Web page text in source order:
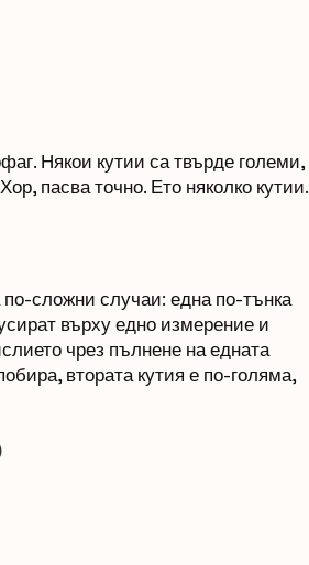
Някои кутии са твърде големи,
пасва точно. Ето няколко кутии.
сложни случаи: една по-тънка
върху едно измерение и
чрез пълнене на едната
втората кутия е по-голяма,